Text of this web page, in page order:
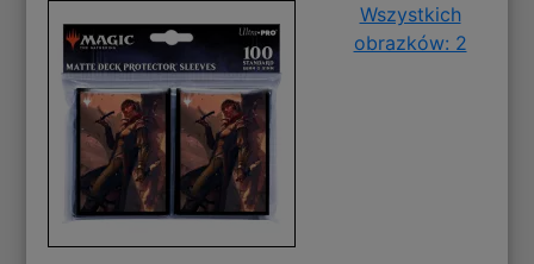
Wszystkich
obrazków: 2